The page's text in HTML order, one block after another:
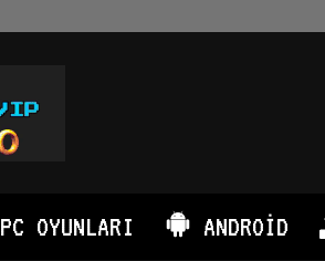
PC OYUNLARI ANDROID